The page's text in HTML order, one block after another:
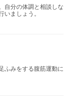
自分の体調と相談しな
いましょう。
ふみをする腹筋運動に